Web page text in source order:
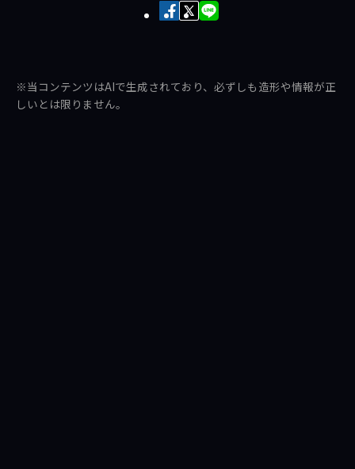
Facebook
ェ
X
ス
LINE
る
※当コンテンツはAIで生成されており、必ずしも造形や情報が正
しいとは限りません。